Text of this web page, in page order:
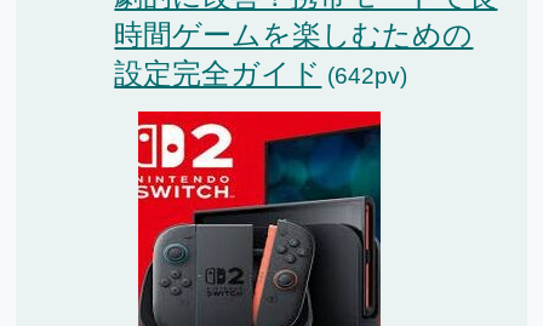
時間ゲームを楽しむための
設定完全ガイド (642pv)